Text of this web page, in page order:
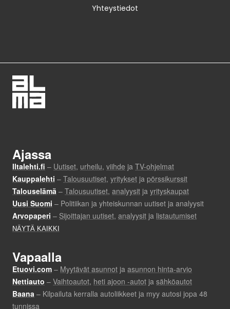
Yhteystiedot